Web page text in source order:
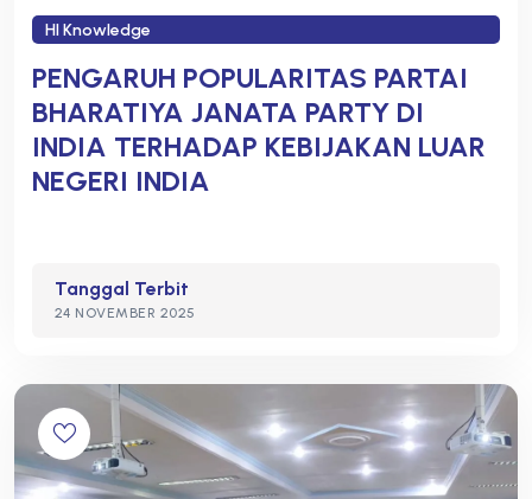
HI Knowledge
PENGARUH POPULARITAS PARTAI
BHARATIYA JANATA PARTY DI
INDIA TERHADAP KEBIJAKAN LUAR
NEGERI INDIA
Tanggal Terbit
24 NOVEMBER 2025